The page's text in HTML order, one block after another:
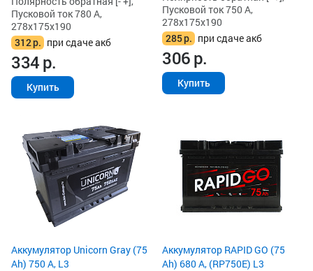
Пусковой ток 780 А,
278x175x190
312р. при сдаче акб
334р.
Купить
Пусковой ток 750 А,
278x175x190
285р. при сдаче акб
306р.
Купить
Аккумулятор Unicorn Gray (75
Ah) 750 А, L3
Аккумулятор RAPID GO (75
Ah) 680 А, (RP750E) L3